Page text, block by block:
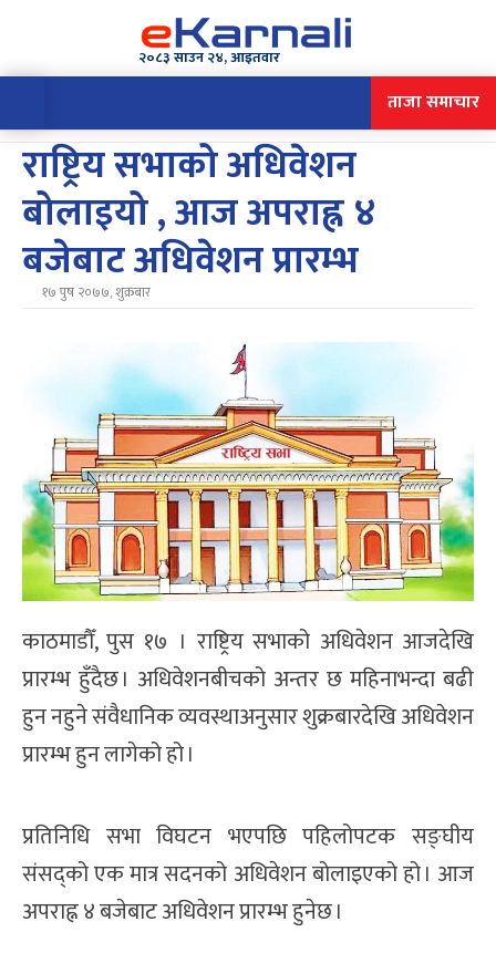
२०८३ साउन २४, आइतवार
ताजा समाचार
राष्ट्रिय सभाको अधिवेशन
बोलाइयो , आज अपराह्न ४
बजेबाट अधिवेशन प्रारम्भ
१७ पुष २०७७, शुक्रबार
काठमाडौँ, पुस १७ । राष्ट्रिय सभाको अधिवेशन आजदेखि
प्रारम्भ हुँदैछ । अधिवेशनबीचको अन्तर छ महिनाभन्दा बढी
हुन नहुने संवैधानिक व्यवस्थाअनुसार शुक्रबारदेखि अधिवेशन
प्रारम्भ हुन लागेको हो ।
प्रतिनिधि सभा विघटन भएपछि पहिलोपटक सङ्घीय
संसद्को एक मात्र सदनको अधिवेशन बोलाइएको हो । आज
अपराह्न ४ बजेबाट अधिवेशन प्रारम्भ हुनेछ ।